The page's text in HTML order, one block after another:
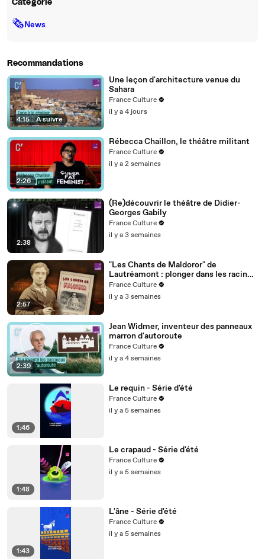
Catégorie
🗞News
Recommandations
4:15 | À suivre
Une leçon d'architecture venue du
Sahara
France Culture
il y a 4 jours
2:26
Rébecca Chaillon, le théâtre militant
France Culture
il y a 2 semaines
2:38
(Re)découvrir le théâtre de Didier-
Georges Gabily
France Culture
il y a 3 semaines
2:57
"Les Chants de Maldoror" de
Lautréamont : plonger dans les racines
du mal
France Culture
il y a 3 semaines
2:39
Jean Widmer, inventeur des panneaux
marron d'autoroute
France Culture
il y a 4 semaines
1:46
Le requin - Série d'été
France Culture
il y a 5 semaines
1:48
Le crapaud - Série d'été
France Culture
il y a 5 semaines
1:43
L'âne - Série d'été
France Culture
il y a 5 semaines